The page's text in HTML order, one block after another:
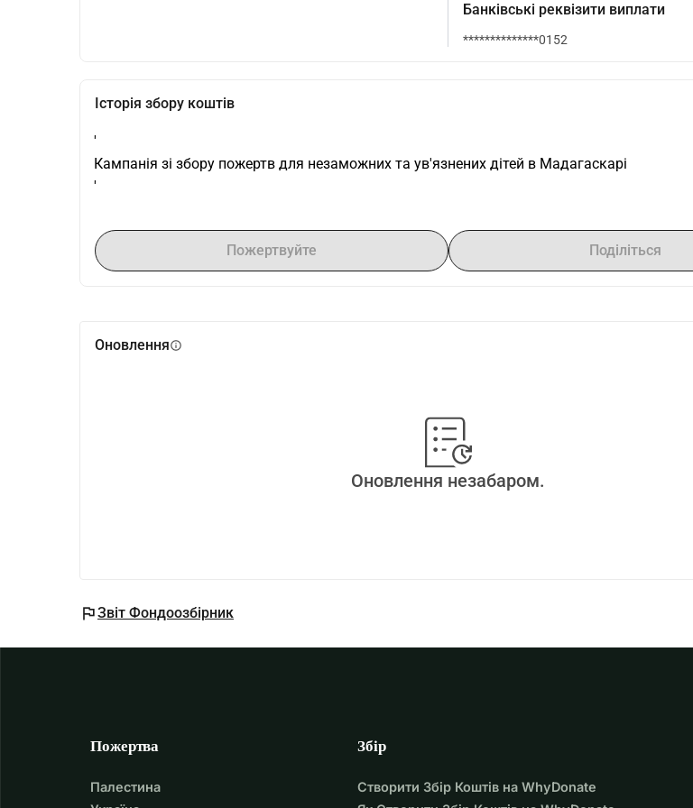
Банківські реквізити виплати
**************0152
Історія збору коштів
'
Кампанія зі збору пожертв для незаможних та ув'язнених дітей в Мадагаскарі
'
Пожертвуйте Поділіться
Оновленняinfo
Оновлення незабаром.
flagЗвіт Фондоозбірник
Пожертва
Палестина
Збір
Створити Збір Коштів на WhyDonate